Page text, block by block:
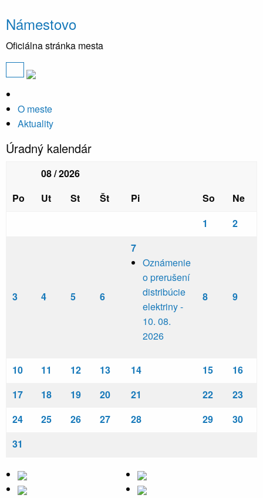
Námestovo
Oficiálna stránka mesta
O meste
Aktuality
Úradný kalendár
08 / 2026
Po
Ut St Št Pi So
Ne
1
2
3 4 5 6
7
Oznámenie
o prerušení
distribúcie
elektriny -
10. 08.
2026
8 9
10 11 12 13 14 15
16
17
18 19 20 21 22
23
24
25 26 27 28 29
30
31